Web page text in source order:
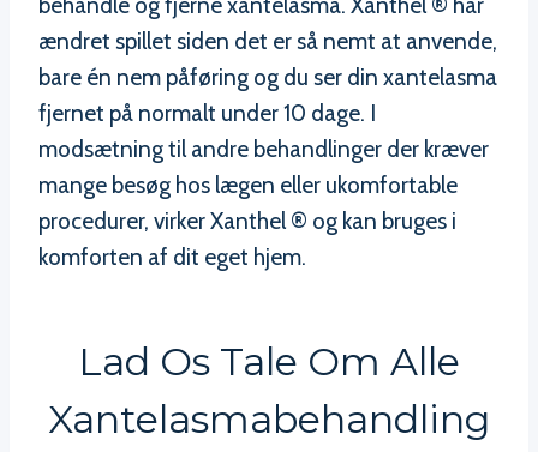
behandle og fjerne xantelasma. Xanthel ® har
ændret spillet siden det er så nemt at anvende,
bare én nem påføring og du ser din xantelasma
fjernet på normalt under 10 dage. I
modsætning til andre behandlinger der kræver
mange besøg hos lægen eller ukomfortable
procedurer, virker Xanthel ® og kan bruges i
komforten af dit eget hjem.
Lad Os Tale Om Alle
Xantelasmabehandling